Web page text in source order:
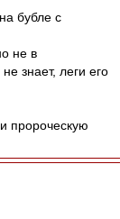
бубле с
не в
знает, леги его
пророческую